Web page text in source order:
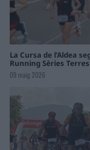
La Cursa de l’Aldea
Running Sèries Terres
09 maig 2026